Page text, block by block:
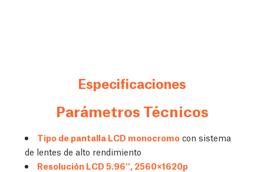
Especificaciones
Parámetros Técnicos
Tipo de pantalla LCD monocromo con sistema
de lentes de alto rendimiento
Resolución LCD 5.96'', 2560×1620p